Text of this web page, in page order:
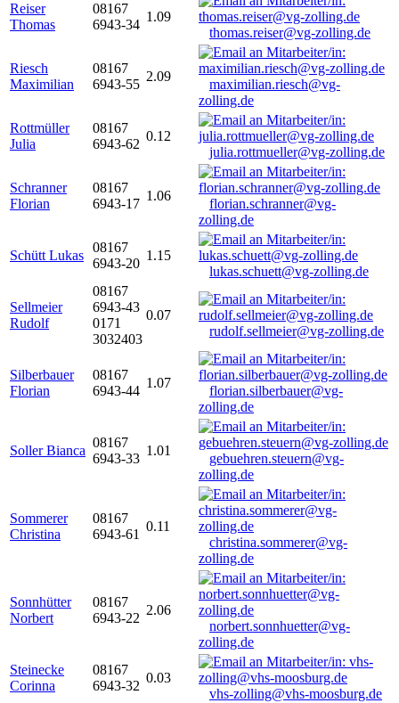
Reiser
Thomas
08167
6943-34
1.09
thomas.reiser@vg-zolling.de
Riesch
Maximilian
08167
6943-55
2.09
maximilian.riesch@vg-
zolling.de
Rottmüller
Julia
08167
6943-62
0.12
julia.rottmueller@vg-zolling.de
Schranner
Florian
08167
6943-17
1.06
florian.schranner@vg-
zolling.de
Schütt Lukas
08167
6943-20
1.15
lukas.schuett@vg-zolling.de
Sellmeier
Rudolf
08167
6943-43
0171
3032403
0.07
rudolf.sellmeier@vg-zolling.de
Silberbauer
Florian
08167
6943-44
1.07
florian.silberbauer@vg-
zolling.de
Soller Bianca
08167
6943-33
1.01
gebuehren.steuern@vg-
zolling.de
Sommerer
Christina
08167
6943-61
0.11
christina.sommerer@vg-
zolling.de
Sonnhütter
Norbert
08167
6943-22
2.06
norbert.sonnhuetter@vg-
zolling.de
Steinecke
Corinna
08167
6943-32
0.03
vhs-zolling@vhs-moosburg.de